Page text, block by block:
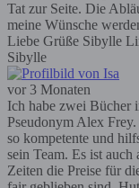
Tat zur Seite. Die
meine Wünsche
Liebe Grüße Sibylle
Sibylle
vor 3 Monaten
Ich habe zwei Bücher
Pseudonym Alex
so kompetente und
sein Team. Es ist auch
Zeiten die Preise für